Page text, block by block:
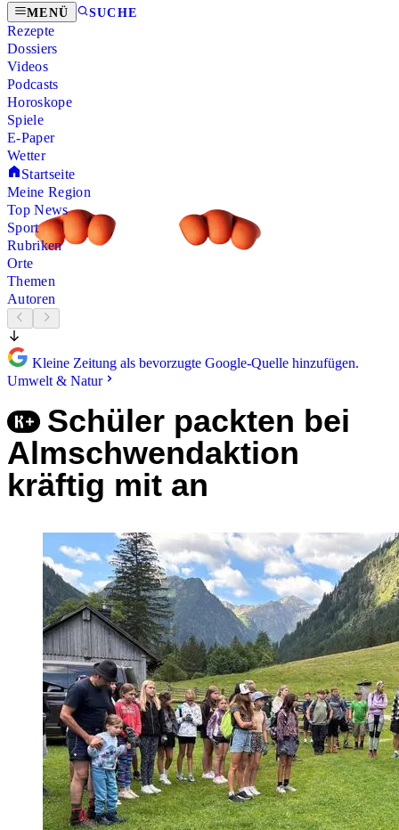
MENÜ SUCHE
Rezepte
Dossiers
Videos
Podcasts
Horoskope
Spiele
E-Paper
Wetter
Startseite
Meine Region
Top News
Sport
Rubriken
Orte
Themen
Autoren
Kleine Zeitung als bevorzugte Google-Quelle hinzufügen.
Umwelt & Natur
Schüler packten bei
Almschwendaktion
kräftig mit an